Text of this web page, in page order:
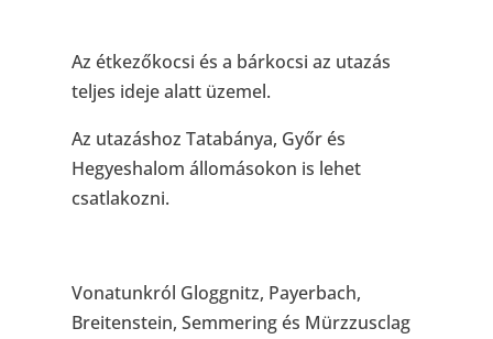
Az étkezőkocsi és a bárkocsi az utazás
teljes ideje alatt üzemel.
Az utazáshoz Tatabánya, Győr és
Hegyeshalom állomásokon is lehet
csatlakozni.
Vonatunkról Gloggnitz, Payerbach,
Breitenstein, Semmering és Mürzzusclag